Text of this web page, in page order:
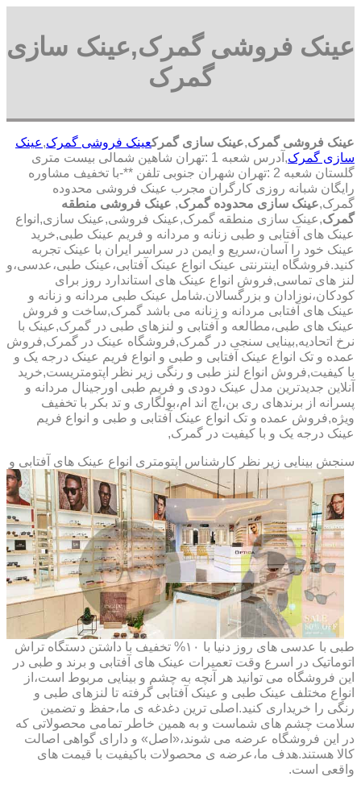
عینک فروشی گمرک,عینک سازی
گمرک
عینک فروشی گمرک,عینک سازی گمرکعینک فروشی گمرک,عینک
سازی گمرک
,آدرس شعبه 1 :تهران شاهین شمالی بیست متری
گلستان شعبه 2 :تهران شهران جنوبی تلفن **-با تخفیف مشاوره
رایگان شبانه روزی کارگران مجرب عینک فروشی محدوده
گمرک,عینک سازی محدوده گمرک, عینک فروشی منطقه
گمرک,عینک سازی منطقه گمرک,عینک فروشی,عینک سازی,انواع
عینک های آفتابی و طبی زنانه و مردانه و فریم عینک طبی,خرید
عینک خود را آسان،سریع و ایمن در سراسر ایران با عینک تجربه
کنید.فروشگاه اینترنتی عینک انواع عینک آفتابی،عینک طبی،عدسی،و
لنز های تماسی,فروش انواع عینک های استاندارد روز برای
کودکان،نوزادان و بزرگسالان.شامل عینک طبی مردانه و زنانه و
عینک های آفتابی مردانه و زنانه می باشد گمرک,ساخت و فروش
عینک های طبی،مطالعه و آفتابی و لنزهای طبی در گمرک,عینک با
نرخ اتحادیه,بینایی سنجی در گمرک,فروشگاه عینک در گمرک,فروش
عمده و تک انواع عینک آفتابی و طبی و انواع فریم عینک درجه یک و
با کیفیت,فروش انواع لنز طبی و رنگی زیر نظر اپتومتریست,خرید
آنلاین جدیدترین مدل عینک دودی و فریم طبی اورجینال مردانه و
پسرانه از برندهای ری بن،اچ اند ام،بولگاری و تد بکر با تخفیف
ویژه,فروش عمده و تک انواع عینک آفتابی و طبی و انواع فریم
عینک درجه یک و با کیفیت در گمرک,
سنجش بینایی زیر نظر کارشناس اپتومتری انواع عینک های آفتابی و
طبی با عدسی های روز دنیا با ۱۰% تخفیف با داشتن دستگاه تراش
اتوماتیک در اسرع وقت تعمیرات عینک های آفتابی و برند و طبی در
این فروشگاه می توانید هر آنچه به چشم و بینایی مربوط است،از
انواع مختلف عینک طبی و عینک آفتابی گرفته تا لنزهای طبی و
رنگی را خریداری کنید.اصلی ترین دغدغه ی ما،حفظ و تضمین
سلامت چشم های شماست و به همین خاطر تمامی محصولاتی که
در این فروشگاه عرضه می شوند،«اصل» و دارای گواهی اصالت
کالا هستند.هدف ما،عرضه ی محصولات باکیفیت با قیمت های
واقعی است.